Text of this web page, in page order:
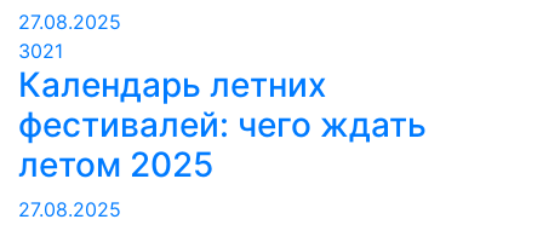
27.08.2025
3021
Календарь летних
фестивалей: чего ждать
летом 2025
27.08.2025